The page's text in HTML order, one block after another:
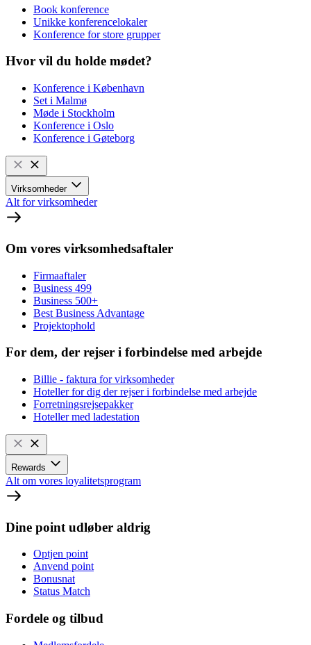
Book konference
Unikke konferencelokaler
Konference for store grupper
Hvor vil du holde mødet?
Konference i København
Set i Malmø
Møde i Stockholm
Konference i Oslo
Konference i Gøteborg
Virksomheder
Alt for virksomheder
Om vores virksomhedsaftaler
Firmaaftaler
Business 499
Business 500+
Best Business Advantage
Projektophold
For dem, der rejser i forbindelse med arbejde
Billie - faktura for virksomheder
Hoteller for dig der rejser i forbindelse med arbejde
Forretningsrejsepakker
Hoteller med ladestation
Rewards
Alt om vores loyalitetsprogram
Dine point udløber aldrig
Optjen point
Anvend point
Bonusnat
Status Match
Fordele og tilbud